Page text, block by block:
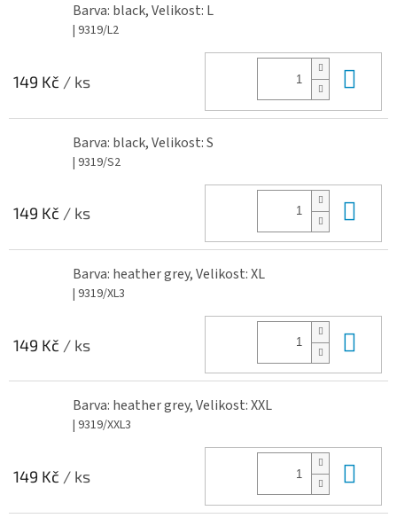
Barva: black, Velikost: L
| 9319/L2
149 Kč / ks
Barva: black, Velikost: S
| 9319/S2
149 Kč / ks
Barva: heather grey, Velikost: XL
| 9319/XL3
149 Kč / ks
Barva: heather grey, Velikost: XXL
| 9319/XXL3
149 Kč / ks